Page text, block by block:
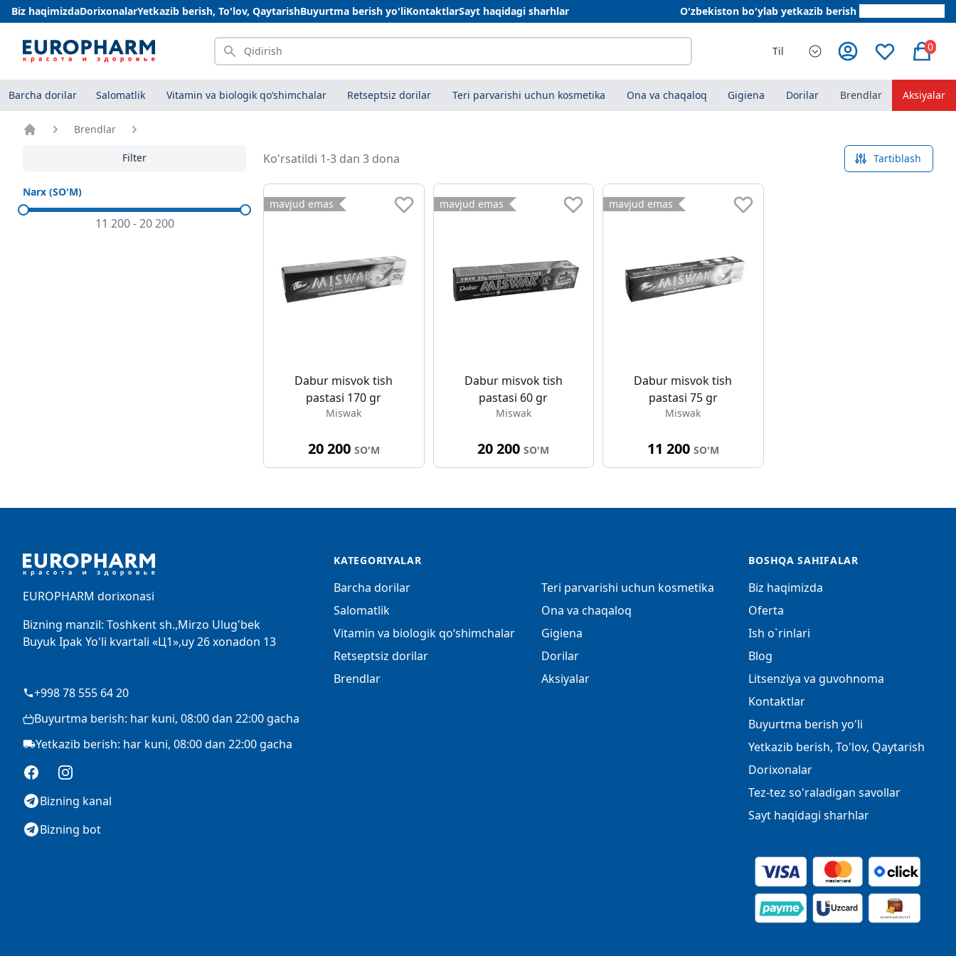
Biz haqimizdaDorixonalarYetkazib berish, To'lov, QaytarishBuyurtma berish yo'liKontaktlarSayt haqidagi sharhlar O'zbekiston bo'ylab yetkazib berish
Qidirish Til 0
Barcha dorilar Salomatlik Vitamin va biologik qo‘shimchalar Retseptsiz dorilar Teri parvarishi uchun kosmetika Ona va chaqaloq Gigiena Dorilar Brendlar Aksiyalar
Brendlar
Filter
Narx (SO'M)
11 200-20 200
Ko'rsatildi 1-3 dan 3 dona Tartiblash
mavjud emas
Dabur misvok tish
pastasi 170 gr
Miswak
20 200 SO'M
mavjud emas
Dabur misvok tish
pastasi 60 gr
Miswak
20 200SO'M
mavjud emas
Dabur misvok tish
pastasi 75 gr
Miswak
11 200 SO'M
EUROPHARM dorixonasi
Bizning manzil: Toshkent sh.,Mirzo Ulug'bek
Buyuk Ipak Yo'li kvartali «Ц1»,uy 26 xonadon 13
+998 78 555 64 20
Buyurtma berish: har kuni, 08:00 dan 22:00 gacha
Yetkazib berish: har kuni, 08:00 dan 22:00 gacha
FacebookInstagram
Bizning kanal
Bizning bot
KATEGORIYALAR
Barcha dorilar
Salomatlik
Vitamin va biologik qo‘shimchalar
Retseptsiz dorilar
Brendlar
Teri parvarishi uchun kosmetika
Ona va chaqaloq
Gigiena
Dorilar
Aksiyalar
BOSHQA SAHIFALAR
Biz haqimizda
Oferta
Ish o`rinlari
Blog
Litsenziya va guvohnoma
Kontaktlar
Buyurtma berish yo'li
Yetkazib berish, To'lov, Qaytarish
Dorixonalar
Tez-tez so'raladigan savollar
Sayt haqidagi sharhlar